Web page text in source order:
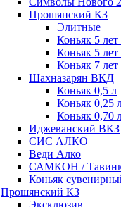
Прошянский КЗ
Элитные
Коньяк 5
Коньяк 5
Коньяк 7
Шахназарян ВКД
Коньяк 0,5 л
Коньяк 0,25
Коньяк 0,70
Иджеванский ВКЗ
СИС АЛКО
Веди Алко
САМКОН /
Коньяк
Прошянский КЗ
Эксклюзив